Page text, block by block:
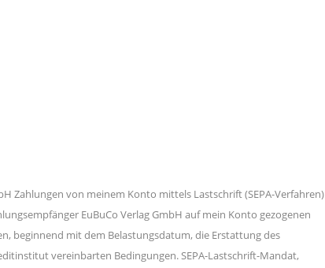
Zahlungen von meinem Konto mittels Lastschrift (SEPA-Verfahren)
EuBuCo Verlag GmbH auf mein Konto gezogenen
beginnend mit dem Belastungsdatum, die Erstattung des
vereinbarten Bedingungen. SEPA-Lastschrift-Mandat,